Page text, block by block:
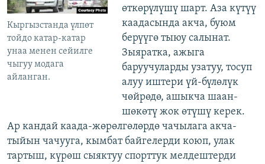
Кыргызстанда үлпөт
тойдо катар-катар
унаа менен сейилге
чыгуу модага
айланган.
өткөрүлүшү шарт. Аза күтүү
каадасында акча, буюм
берүүгө тыюу салынат.
Зыяратка, ажыга
баруучуларды узатуу, тосуп
алуу иштери үй-бүлөлүк
чөйрөдө, ашыкча шаан-
шөкөтү жок өтүшү керек.
Ар кандай каада-жөрөлгөлөрдө чачылага акча-
тыйын чачууга, кымбат байгелерди коюп, улак
тартыш, күрөш сыяктуу спорттук мелдештерди